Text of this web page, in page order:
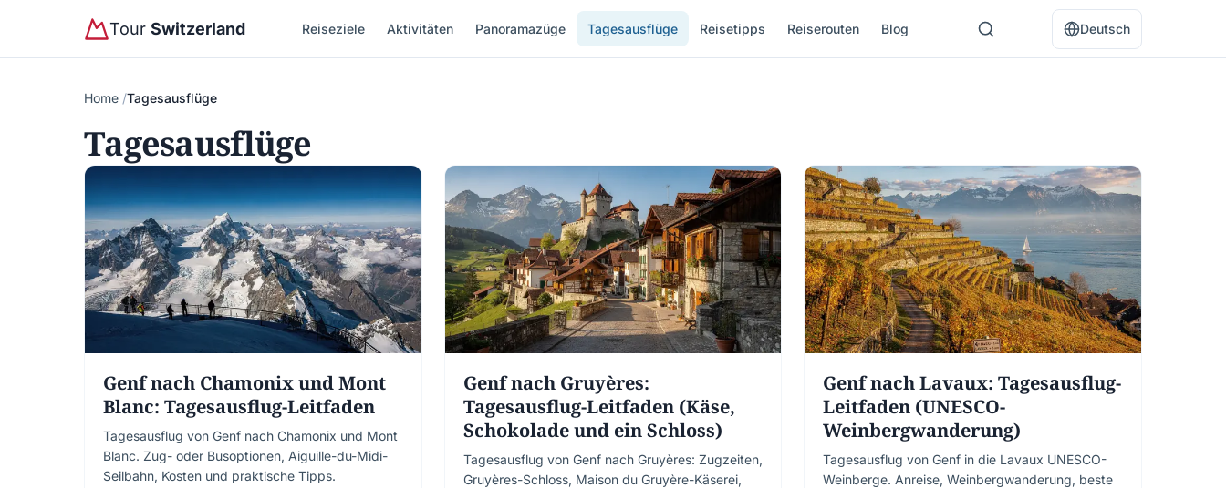
Tour Switzerland Reiseziele Aktivitäten Panoramazüge Tagesausflüge Reisetipps Reiserouten Blog Deutsch
Home Tagesausflüge
Tagesausflüge
Genf nach Chamonix und Mont
Blanc: Tagesausflug-Leitfaden
Tagesausflug von Genf nach Chamonix und Mont
Blanc. Zug- oder Busoptionen, Aiguille-du-Midi-
Seilbahn, Kosten und praktische Tipps.
Genf nach Gruyères:
Tagesausflug-Leitfaden (Käse,
Schokolade und ein Schloss)
Tagesausflug von Genf nach Gruyères: Zugzeiten,
Gruyères-Schloss, Maison du Gruyère-Käserei,
Genf nach Lavaux: Tagesausflug-
Leitfaden (UNESCO-
Weinbergwanderung)
Tagesausflug von Genf in die Lavaux UNESCO-
Weinberge. Anreise, Weinbergwanderung, beste